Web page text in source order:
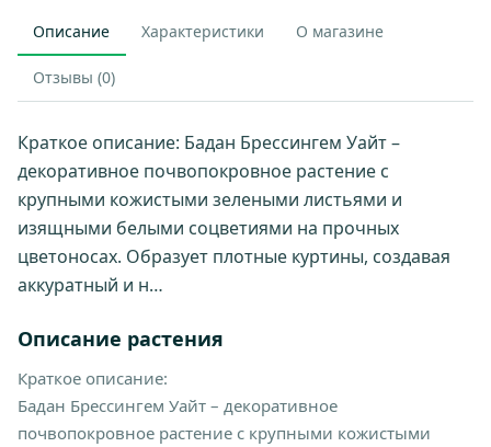
Описание Характеристики О магазине
Отзывы (0)
Краткое описание: Бадан Брессингем Уайт –
декоративное почвопокровное растение с
крупными кожистыми зелеными листьями и
изящными белыми соцветиями на прочных
цветоносах. Образует плотные куртины, создавая
аккуратный и н…
Описание растения
Краткое описание:
Бадан Брессингем Уайт – декоративное
почвопокровное растение с крупными кожистыми